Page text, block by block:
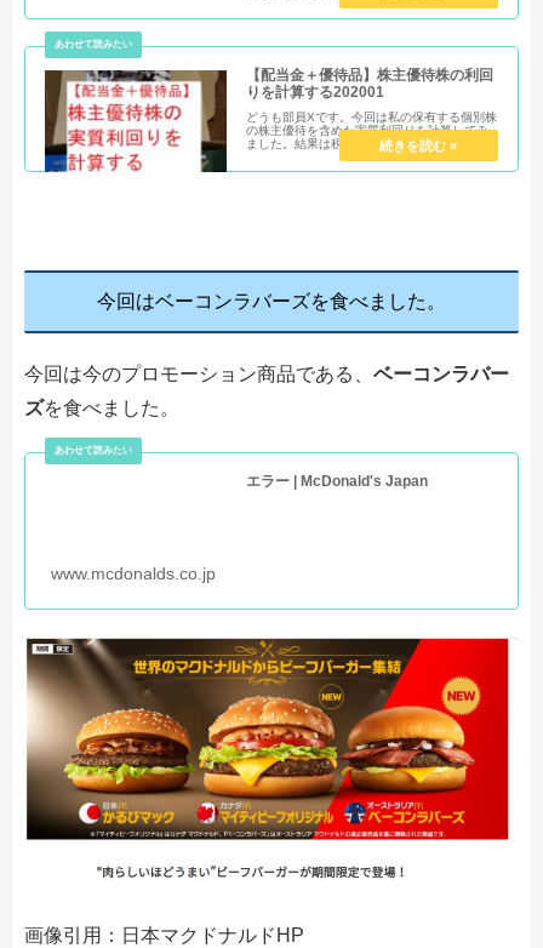
【配当金＋優待品】株主優待株の利回
りを計算する202001
どうも部員Xです。今回は私の保有する個別株
の株主優待を含めた実質利回りを計算してみ
ました。結果は税引前で3.08%でした。
今回はベーコンラバーズを食べました。
今回は今のプロモーション商品である、 ベーコンラバー
ズを食べました。
エラー | McDonald's Japan
www.mcdonalds.co.jp
画像引用：日本マクドナルドHP